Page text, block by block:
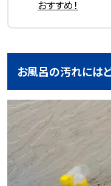
おすすめ！
お風呂の汚れには